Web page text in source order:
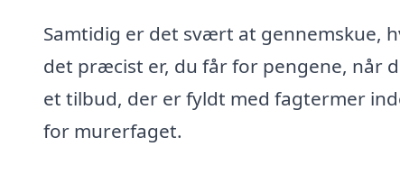
Samtidig er det svært at gennemskue,
det præcist er, du får for pengene, når
et tilbud, der er fyldt med fagtermer
for murerfaget.